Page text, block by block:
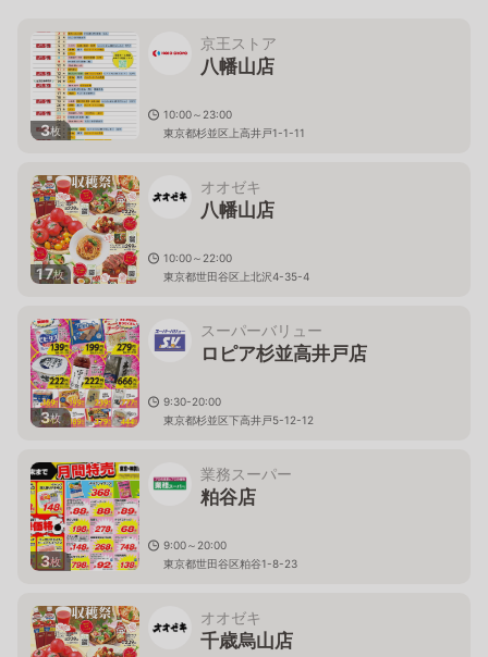
3枚
京王ストア
八幡山店
10:00～23:00
東京都杉並区上高井戸1-1-11
17枚
オオゼキ
八幡山店
10:00～22:00
東京都世田谷区上北沢4-35-4
3枚
スーパーバリュー
ロピア杉並高井戸店
9:30-20:00
東京都杉並区下高井戸5-12-12
3枚
業務スーパー
粕谷店
9:00～20:00
東京都世田谷区粕谷1-8-23
オオゼキ
千歳烏山店